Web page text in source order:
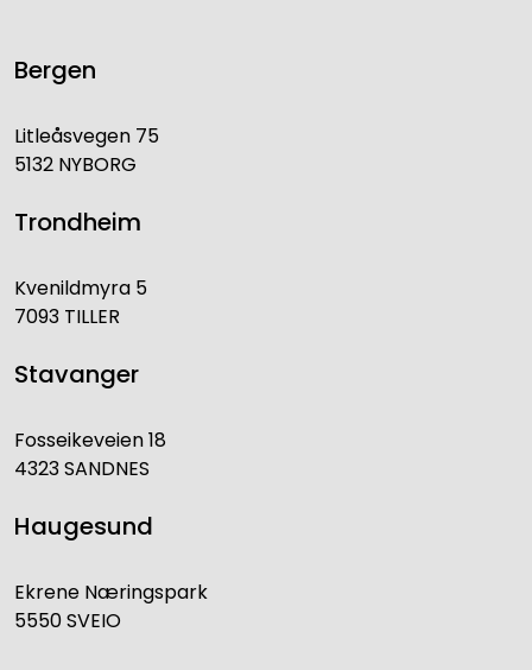
Bergen
Litleåsvegen 75
5132 NYBORG
Trondheim
Kvenildmyra 5
7093 TILLER
Stavanger
Fosseikeveien 18
4323 SANDNES
Haugesund
Ekrene Næringspark
5550 SVEIO